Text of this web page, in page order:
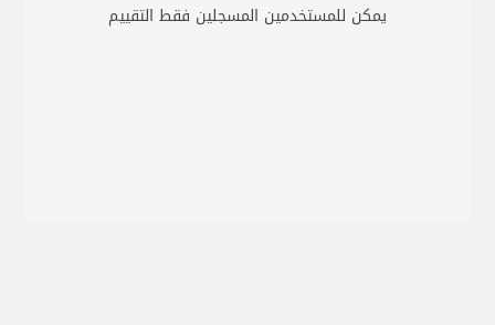
يمكن للمستخدمين المسجلين فقط التقييم